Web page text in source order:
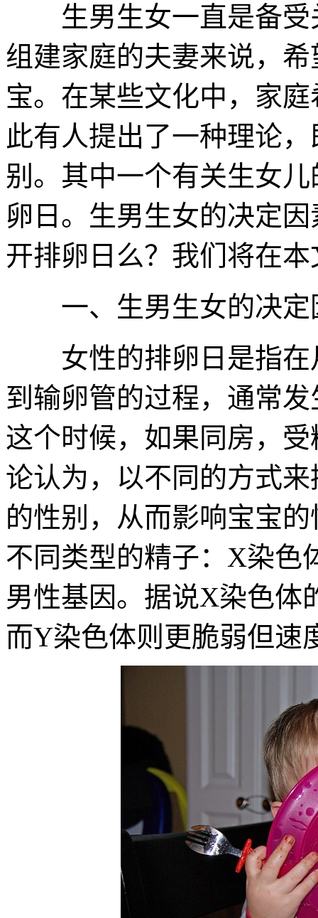
生男生女一直是备受
组建家庭的夫妻来说，
宝。在某些文化中，家
此有人提出了一种理论
别。其中一个有关生女
卵日。生男生女的决定
开排卵日么？我们将在
一、生男生女的决定
女性的排卵日是指在
到输卵管的过程，通常
这个时候，如果同房，
论认为，以不同的方式
的性别，从而影响宝宝
不同类型的精子：X染色
男性基因。据说X染色体
而Y染色体则更脆弱但速